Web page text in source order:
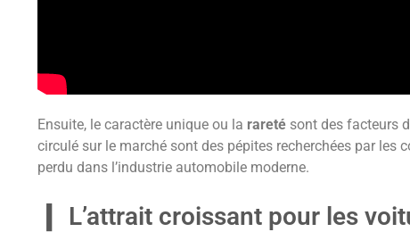
Ensuite, le caractère unique ou la rareté sont des facteurs
circulé sur le marché sont des pépites recherchées par
perdu dans l’industrie automobile moderne.
L’attrait croissant pour les